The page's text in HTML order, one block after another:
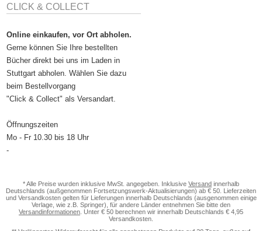
CLICK & COLLECT
Online einkaufen, vor Ort abholen.
Gerne können Sie Ihre bestellten
Bücher direkt bei uns im Laden in
Stuttgart abholen. Wählen Sie dazu
beim Bestellvorgang
"Click & Collect" als Versandart.
Öffnungszeiten
Mo - Fr 10.30 bis 18 Uhr
-
* Alle Preise wurden inklusive MwSt. angegeben. Inklusive Versand innerhalb
Deutschlands (außgenommen Fortsetzungswerk-Aktualisierungen) ab € 50. Lieferzeiten
und Versandkosten gelten für Lieferungen innerhalb Deutschlands (ausgenommen einige
Verlage, wie z.B. Springer), für andere Länder entnehmen Sie bitte den
Versandinformationen . Unter € 50 berechnen wir innerhalb Deutschlands € 4,95
Versandkosten.